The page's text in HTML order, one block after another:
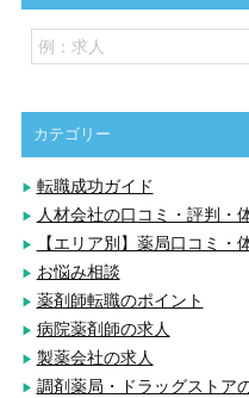
カテゴリー
転職成功ガイド
人材会社の口コミ・評判・
【エリア別】薬局口コミ・
お悩み相談
薬剤師転職のポイント
病院薬剤師の求人
製薬会社の求人
調剤薬局・ドラッグストア